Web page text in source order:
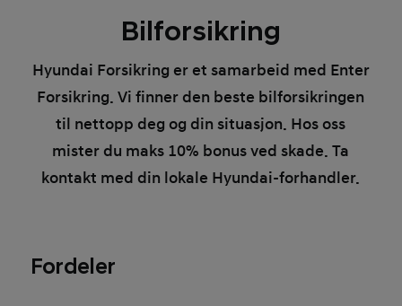
Bilforsikring
Hyundai Forsikring er et samarbeid med Enter
Forsikring. Vi finner den beste bilforsikringen
til nettopp deg og din situasjon. Hos oss
mister du maks 10% bonus ved skade. Ta
kontakt med din lokale Hyundai-forhandler.
Fordeler